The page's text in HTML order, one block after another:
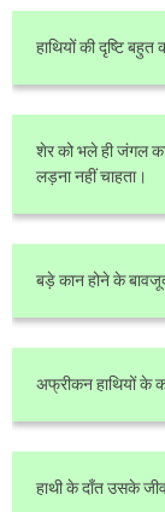
हाथियों की दृष्टि बहुत
शेर को भले ही जंगल
लड़ना नहीं चाहता।
बड़े कान होने के
अफ्रीकन हाथियों के
हाथी के दाँत उसके